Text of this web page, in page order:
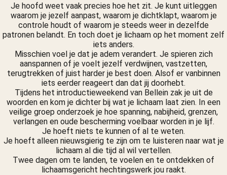
Je hoofd weet vaak precies hoe het zit. Je kunt uitleggen
waarom je jezelf aanpast, waarom je dichtklapt, waarom je
controle houdt of waarom je steeds weer in dezelfde
patronen belandt. En toch doet je lichaam op het moment zelf
iets anders.
Misschien voel je dat je adem verandert. Je spieren zich
aanspannen of je voelt jezelf verdwijnen, vastzetten,
terugtrekken of juist harder je best doen. Alsof er vanbinnen
iets eerder reageert dan dat jij doorhebt.
Tijdens het introductieweekend van Bellein zak je uit de
woorden en kom je dichter bij wat je lichaam laat zien. In een
veilige groep onderzoek je hoe spanning, nabijheid, grenzen,
verlangen en oude bescherming voelbaar worden in je lijf.
Je hoeft niets te kunnen of al te weten.
Je hoeft alleen nieuwsgierig te zijn om te luisteren naar wat je
lichaam al die tijd al wil vertellen.
Twee dagen om te landen, te voelen en te ontdekken of
lichaamsgericht hechtingswerk jou raakt.